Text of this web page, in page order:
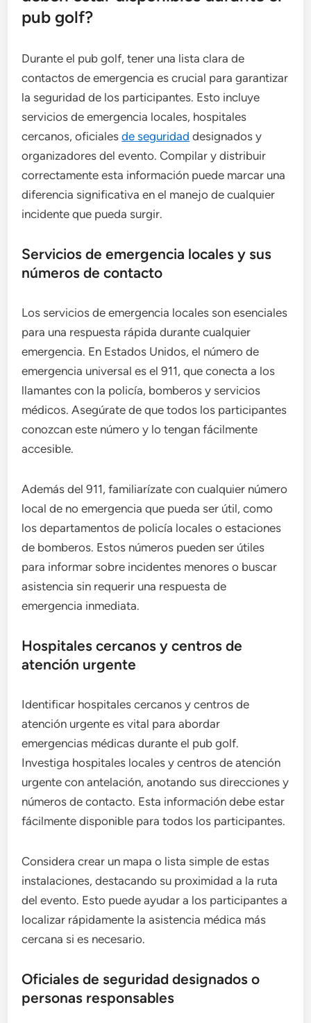
pub golf?
Durante el pub golf, tener una lista clara de
contactos de emergencia es crucial para garantizar
la seguridad de los participantes. Esto incluye
servicios de emergencia locales, hospitales
cercanos, oficialesde seguridad designados y
organizadores del evento. Compilar y distribuir
correctamente esta información puede marcar una
diferencia significativa en el manejo de cualquier
incidente que pueda surgir.
Servicios de emergencia locales y sus
números de contacto
Los servicios de emergencia locales son esenciales
para una respuesta rápida durante cualquier
emergencia. En Estados Unidos, el número de
emergencia universal es el 911, que conecta a los
llamantes con la policía, bomberos y servicios
médicos. Asegúrate de que todos los participantes
conozcan este número y lo tengan fácilmente
accesible.
Además del 911, familiarízate con cualquier número
local de no emergencia que pueda ser útil, como
los departamentos de policía locales o estaciones
de bomberos. Estos números pueden ser útiles
para informar sobre incidentes menores o buscar
asistencia sin requerir una respuesta de
emergencia inmediata.
Hospitales cercanos y centros de
atención urgente
Identificar hospitales cercanos y centros de
atención urgente es vital para abordar
emergencias médicas durante el pub golf.
Investiga hospitales locales y centros de atención
urgente con antelación, anotando sus direcciones y
números de contacto. Esta información debe estar
fácilmente disponible para todos los participantes.
Considera crear un mapa o lista simple de estas
instalaciones, destacando su proximidad a la ruta
del evento. Esto puede ayudar a los participantes a
localizar rápidamente la asistencia médica más
cercana si es necesario.
Oficiales de seguridad designados o
personas responsables